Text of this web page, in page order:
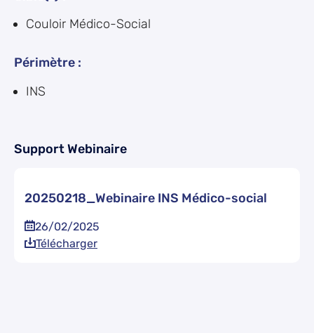
Couloir Médico-Social
Périmètre :
INS
Support Webinaire
20250218_Webinaire INS Médico-social
26/02/2025
Télécharger